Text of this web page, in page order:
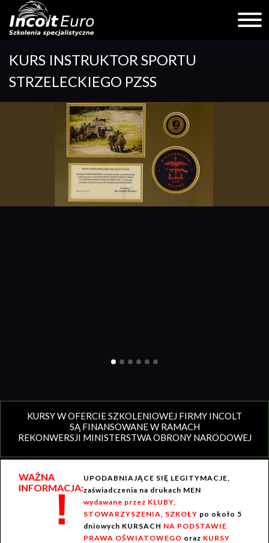
content
KURS INSTRUKTOR SPORTU
STRZELECKIEGO PZSS
KURSY W OFERCIE SZKOLENIOWEJ FIRMY INCOLT
SĄ FINANSOWANE W RAMACH
REKONWERSJI MINISTERSTWA OBRONY NARODOWEJ
WAŻNA
INFORMACJA:
!
UPODABNIAJĄCE SIĘ LEGITYMACJE,
zaświadczenia na drukach MEN
wydawane przez KLUBY,
STOWARZYSZENIA, SZKOŁY po około 5
dniowych KURSACH NA PODSTAWIE
PRAWA OŚWIATOWEGO oraz KURSY